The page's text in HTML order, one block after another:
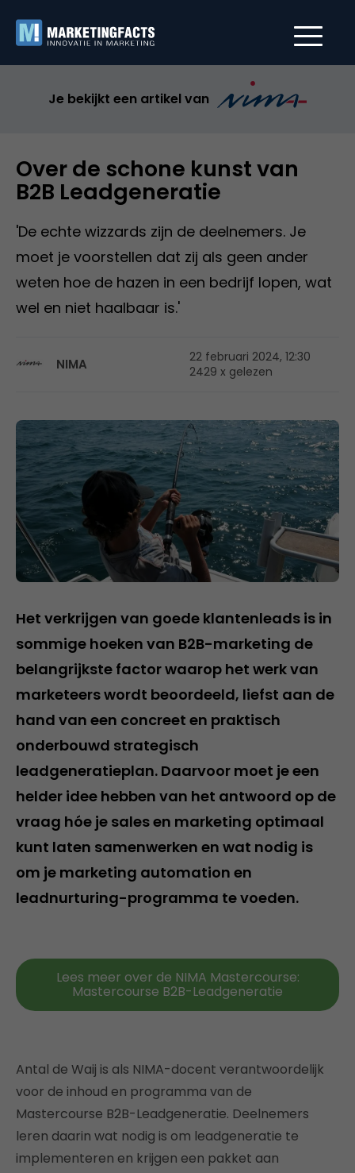
Je bekijkt een artikel van
Over de schone kunst van
B2B Leadgeneratie
'De echte wizzards zijn de deelnemers. Je
moet je voorstellen dat zij als geen ander
weten hoe de hazen in een bedrijf lopen, wat
wel en niet haalbaar is.'
NIMA
22 februari 2024, 12:30
2429 x gelezen
Het verkrijgen van goede klantenleads is in
sommige hoeken van B2B-marketing de
belangrijkste factor waarop het werk van
marketeers wordt beoordeeld, liefst aan de
hand van een concreet en praktisch
onderbouwd strategisch
leadgeneratieplan. Daarvoor moet je een
helder idee hebben van het antwoord op de
vraag hóe je sales en marketing optimaal
kunt laten samenwerken en wat nodig is
om je marketing automation en
leadnurturing-programma te voeden.
Lees meer over de NIMA Mastercourse:
Mastercourse B2B-Leadgeneratie
Antal de Waij is als NIMA-docent verantwoordelijk
voor de inhoud en programma van de
Mastercourse B2B-Leadgeneratie. Deelnemers
leren daarin wat nodig is om leadgeneratie te
implementeren en krijgen een pakket aan